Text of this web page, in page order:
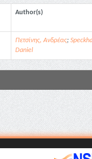
Author(s)
Πετσίνης, Ανδρέας;
Daniel